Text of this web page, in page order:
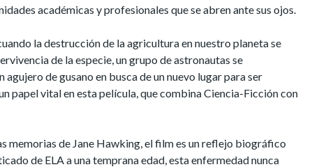
académicas y profesionales que se abren ante sus ojos.
la destrucción de la agricultura en nuestro planeta se
de la especie, un grupo de astronautas se
de gusano en busca de un nuevo lugar para ser
papel vital en esta película, que combina Ciencia-Ficción con
memorias de Jane Hawking, el film es un reflejo biográfico
de ELA a una temprana edad, esta enfermedad nunca